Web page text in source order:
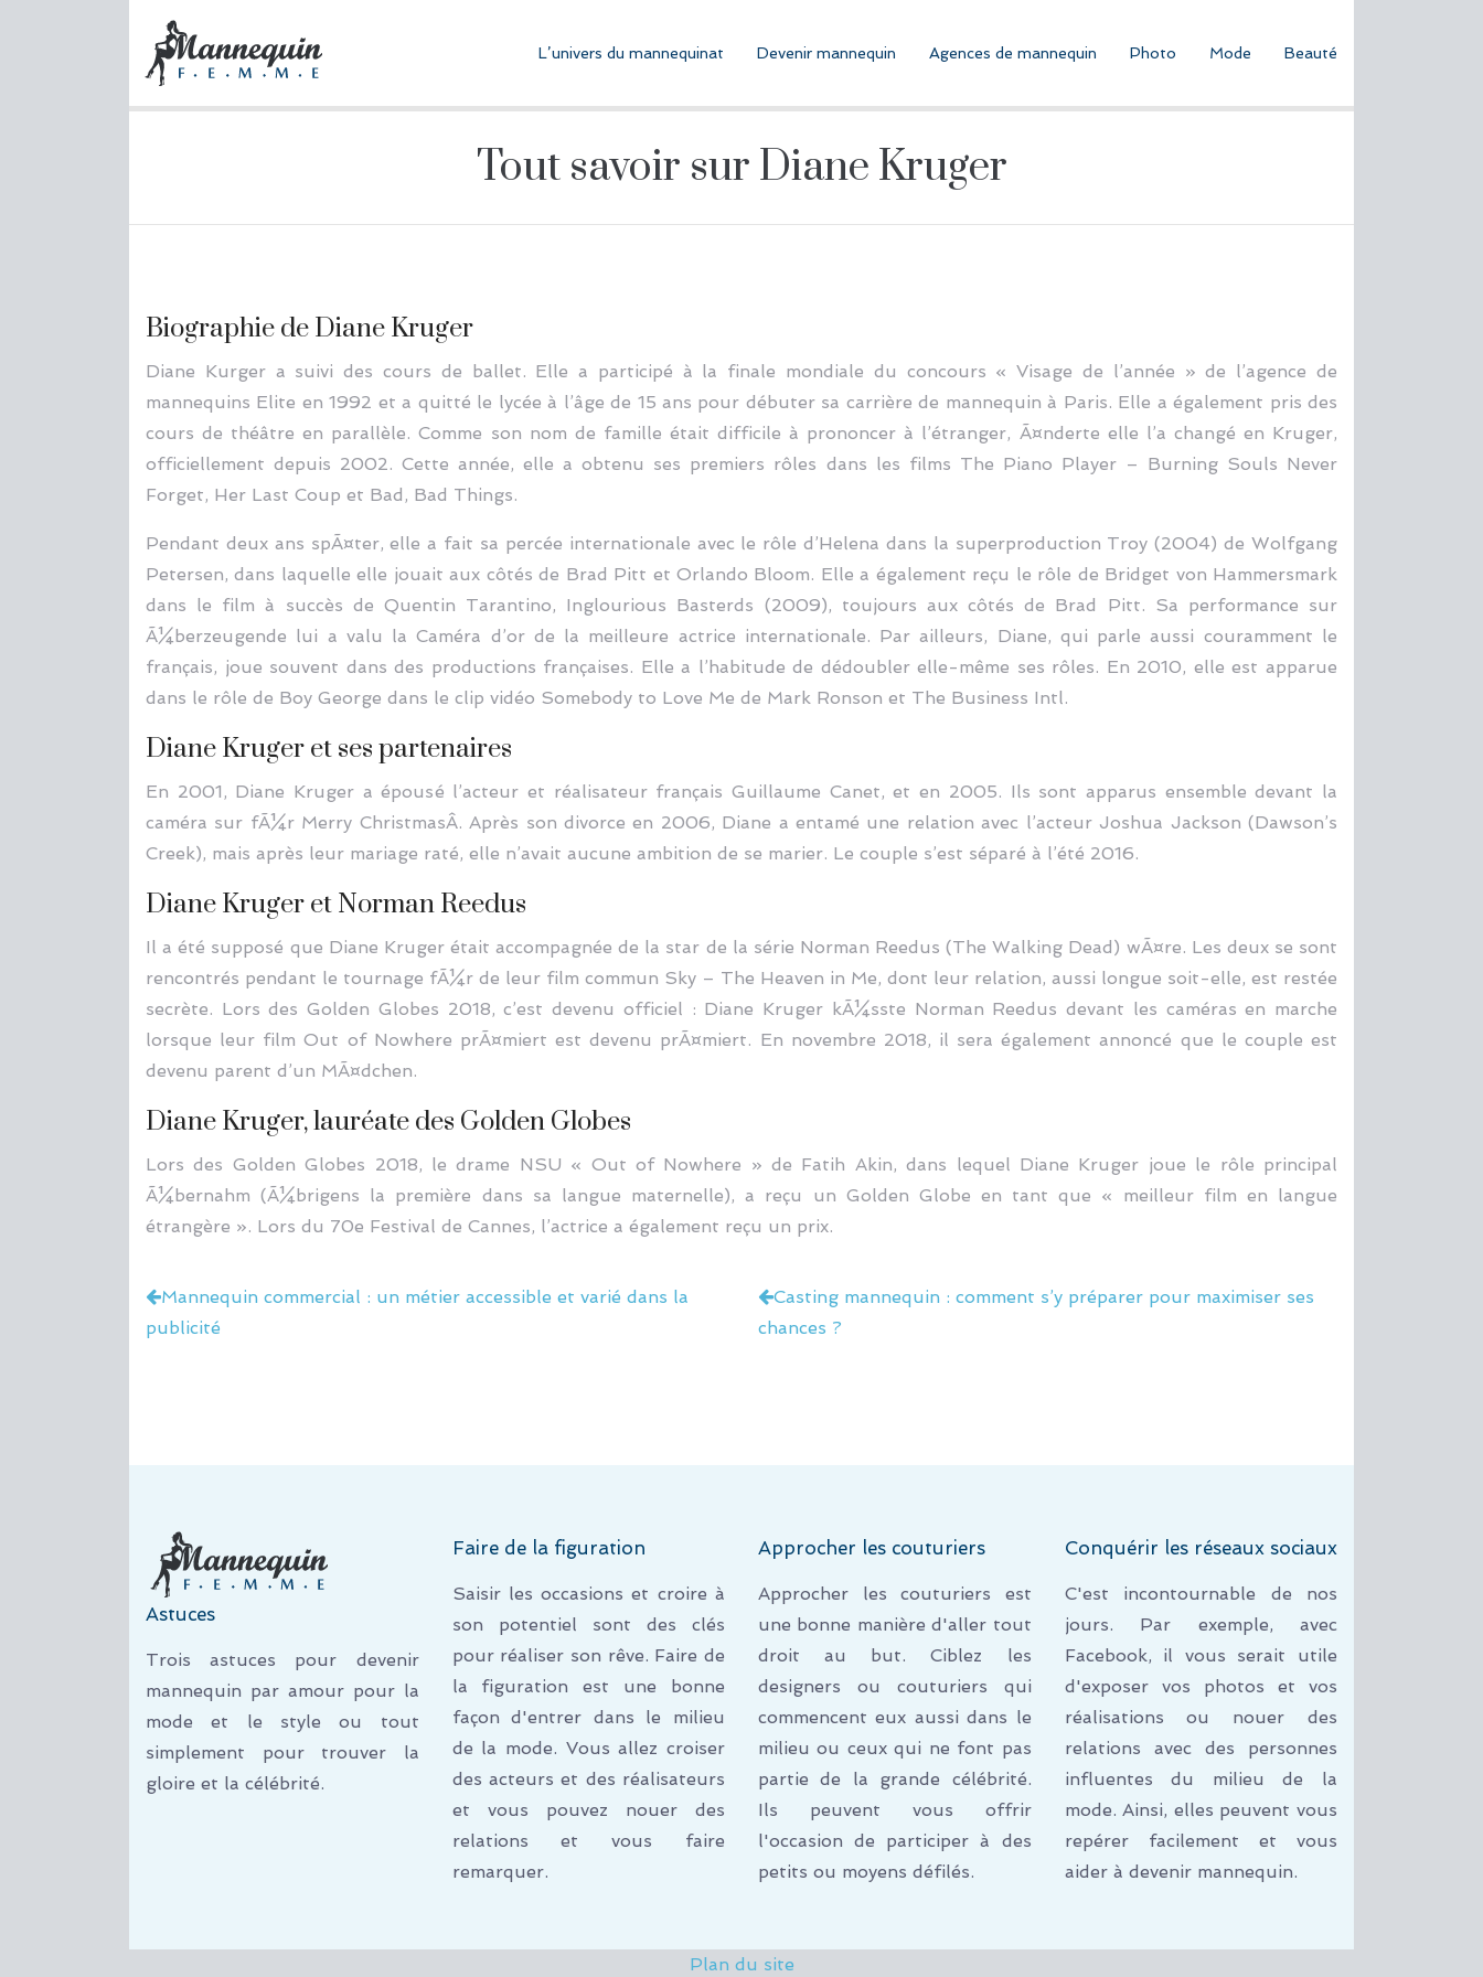
L’univers du mannequinat Devenir mannequin Agences de mannequin Photo Mode Beauté
Tout savoir sur Diane Kruger
Biographie de Diane Kruger
Diane Kurger a suivi des cours de ballet. Elle a participé à la finale mondiale du concours « Visage de l’année » de l’agence de
mannequins Elite en 1992 et a quitté le lycée à l’âge de 15 ans pour débuter sa carrière de mannequin à Paris. Elle a également pris des
cours de théâtre en parallèle. Comme son nom de famille était difficile à prononcer à l’étranger, Ã¤nderte elle l’a changé en Kruger,
officiellement depuis 2002. Cette année, elle a obtenu ses premiers rôles dans les films The Piano Player – Burning Souls Never
Forget, Her Last Coup et Bad, Bad Things.
Pendant deux ans spÃ¤ter, elle a fait sa percée internationale avec le rôle d’Helena dans la superproduction Troy (2004) de Wolfgang
Petersen, dans laquelle elle jouait aux côtés de Brad Pitt et Orlando Bloom. Elle a également reçu le rôle de Bridget von Hammersmark
dans le film à succès de Quentin Tarantino, Inglourious Basterds (2009), toujours aux côtés de Brad Pitt. Sa performance sur
Ã¼berzeugende lui a valu la Caméra d’or de la meilleure actrice internationale. Par ailleurs, Diane, qui parle aussi couramment le
français, joue souvent dans des productions françaises. Elle a l’habitude de dédoubler elle-même ses rôles. En 2010, elle est apparue
dans le rôle de Boy George dans le clip vidéo Somebody to Love Me de Mark Ronson et The Business Intl.
Diane Kruger et ses partenaires
En 2001, Diane Kruger a épousé l’acteur et réalisateur français Guillaume Canet, et en 2005. Ils sont apparus ensemble devant la
caméra sur fÃ¼r Merry ChristmasÂ. Après son divorce en 2006, Diane a entamé une relation avec l’acteur Joshua Jackson (Dawson’s
Creek), mais après leur mariage raté, elle n’avait aucune ambition de se marier. Le couple s’est séparé à l’été 2016.
Diane Kruger et Norman Reedus
Il a été supposé que Diane Kruger était accompagnée de la star de la série Norman Reedus (The Walking Dead) wÃ¤re. Les deux se sont
rencontrés pendant le tournage fÃ¼r de leur film commun Sky – The Heaven in Me, dont leur relation, aussi longue soit-elle, est restée
secrète. Lors des Golden Globes 2018, c’est devenu officiel : Diane Kruger kÃ¼sste Norman Reedus devant les caméras en marche
lorsque leur film Out of Nowhere prÃ¤miert est devenu prÃ¤miert. En novembre 2018, il sera également annoncé que le couple est
devenu parent d’un MÃ¤dchen.
Diane Kruger, lauréate des Golden Globes
Lors des Golden Globes 2018, le drame NSU « Out of Nowhere » de Fatih Akin, dans lequel Diane Kruger joue le rôle principal
Ã¼bernahm (Ã¼brigens la première dans sa langue maternelle), a reçu un Golden Globe en tant que « meilleur film en langue
étrangère ». Lors du 70e Festival de Cannes, l’actrice a également reçu un prix.
Mannequin commercial : un métier accessible et varié dans la
publicité
Casting mannequin : comment s’y préparer pour maximiser ses
chances ?
Astuces
Trois astuces pour devenir
mannequin par amour pour la
mode et le style ou tout
simplement pour trouver la
gloire et la célébrité.
Faire de la figuration
Saisir les occasions et croire à
son potentiel sont des clés
pour réaliser son rêve. Faire de
la figuration est une bonne
façon d'entrer dans le milieu
de la mode. Vous allez croiser
des acteurs et des réalisateurs
et vous pouvez nouer des
relations et vous faire
remarquer.
Approcher les couturiers
Approcher les couturiers est
une bonne manière d'aller tout
droit au but. Ciblez les
designers ou couturiers qui
commencent eux aussi dans le
milieu ou ceux qui ne font pas
partie de la grande célébrité.
Ils peuvent vous offrir
l'occasion de participer à des
petits ou moyens défilés.
Conquérir les réseaux sociaux
C'est incontournable de nos
jours. Par exemple, avec
Facebook, il vous serait utile
d'exposer vos photos et vos
réalisations ou nouer des
relations avec des personnes
influentes du milieu de la
mode. Ainsi, elles peuvent vous
repérer facilement et vous
aider à devenir mannequin.
Plan du site